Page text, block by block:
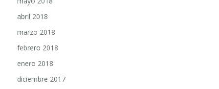
abril 2018
marzo 2018
febrero 2018
enero 2018
diciembre 2017
noviembre 2017